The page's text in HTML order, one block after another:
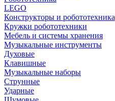
LEGO
Конструкторы и робототехника
Кружки робототехники
Мебель и системы хранения
Музыкальные инструменты
Духовые
Клавишные
Музыкальные наборы
Струнные
Ударные